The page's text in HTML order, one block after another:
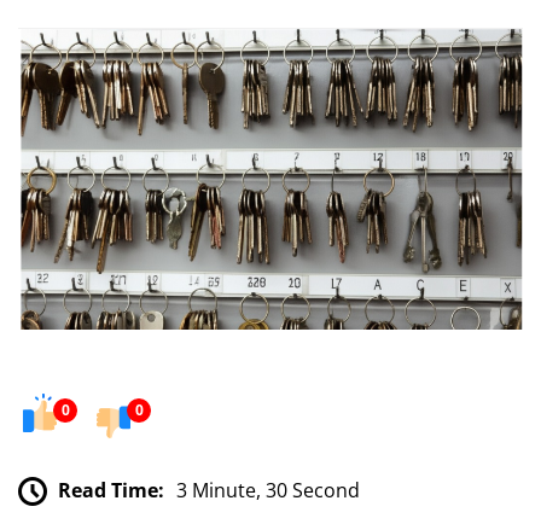
0 0
Read Time: 3 Minute, 30 Second